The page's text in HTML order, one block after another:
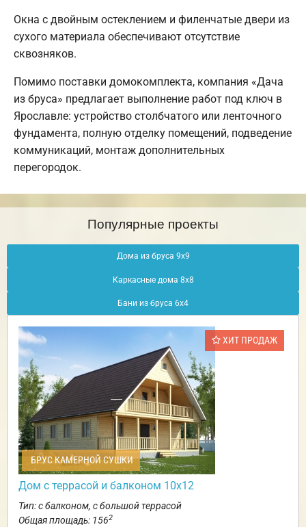
Окна с двойным остеклением и филенчатые двери из
сухого материала обеспечивают отсутствие
сквозняков.
Помимо поставки домокомплекта, компания «Дача
из бруса» предлагает выполнение работ под ключ в
Ярославле: устройство столбчатого или ленточного
фундамента, полную отделку помещений, подведение
коммуникаций, монтаж дополнительных
перегородок.
Популярные проекты
Дома из бруса 9х9
Каркасные дома 8х8
Бани из бруса 6х4
ХИТ ПРОДАЖ
БРУС КАМЕРНОЙ СУШКИ
Дом с террасой и балконом 10х12
Тип: с балконом, с большой террасой
Общая площадь: 1562